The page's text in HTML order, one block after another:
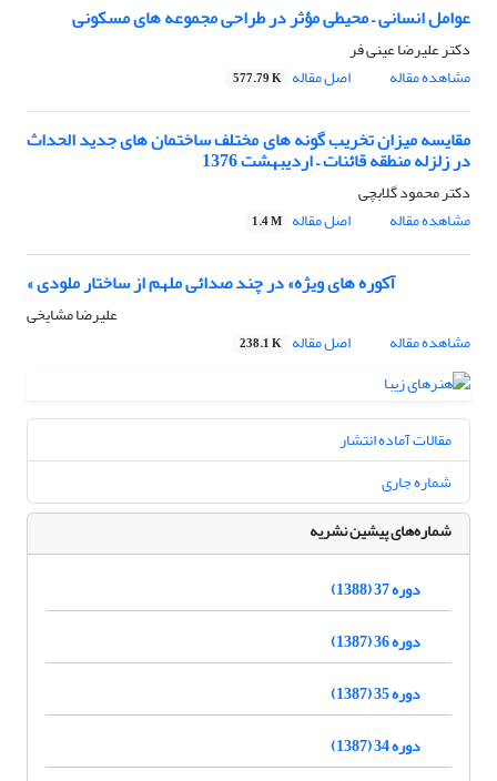
عوامل انسانی – محیطی مؤثر در طراحی مجموعه های مسکونی
دکتر علیرضا عینی فر
مشاهده مقاله
اصل مقاله 577.79 K
مقایسه میزان تخریب گونه های مختلف ساختمان های جدید الحداث
در زلزله منطقه قائنات – اردیبهشت 1376
دکتر محمود گلابچی
مشاهده مقاله
اصل مقاله 1.4 M
« آکوره های ویژه» در چند صدائی ملهم از ساختار ملودی
علیرضا مشایخی
مشاهده مقاله
اصل مقاله 238.1 K
مقالات آماده انتشار
شماره جاری
شماره‌های پیشین نشریه
دوره 37 (1388)
دوره 36 (1387)
دوره 35 (1387)
دوره 34 (1387)